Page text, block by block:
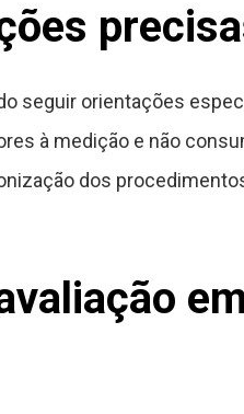
seguir orientações
à medição e não
dos